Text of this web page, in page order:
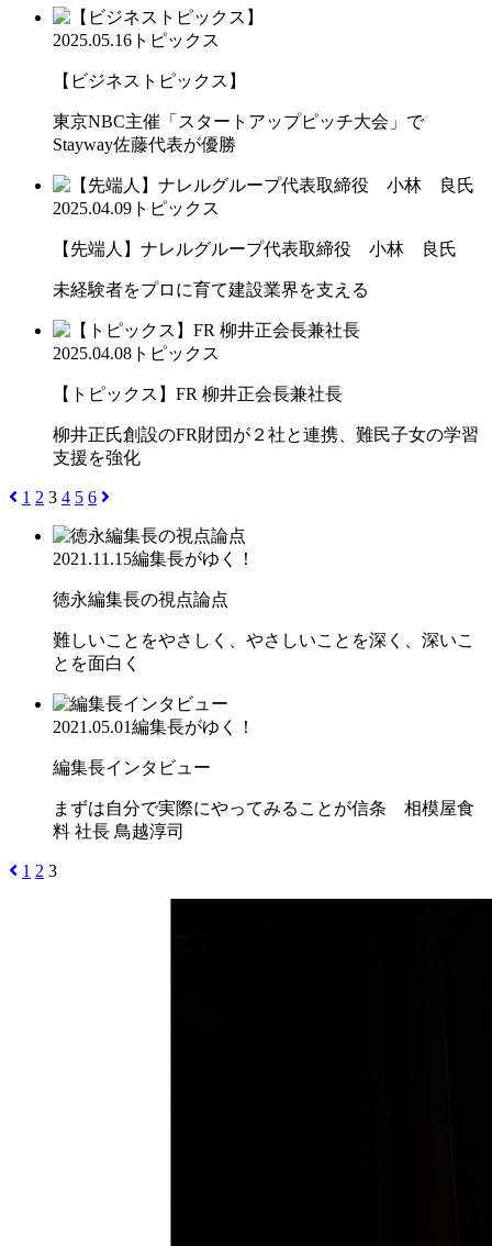
2025.05.16 トピックス
【ビジネストピックス】
東京NBC主催「スタートアップピッチ大会」で
Stayway佐藤代表が優勝
2025.04.09 トピックス
【先端人】ナレルグループ代表取締役 小林 良氏
未経験者をプロに育て建設業界を支える
2025.04.08 トピックス
【トピックス】FR 柳井正会長兼社長
柳井正氏創設のFR財団が２社と連携、難民子女の学習
支援を強化
1 2 3 4 5 6
2021.11.15編集長がゆく！
徳永編集長の視点論点
難しいことをやさしく、やさしいことを深く、深いこ
とを面白く
2021.05.01編集長がゆく！
編集長インタビュー
まずは自分で実際にやってみることが信条 相模屋食
料 社長 鳥越淳司
1 2 3